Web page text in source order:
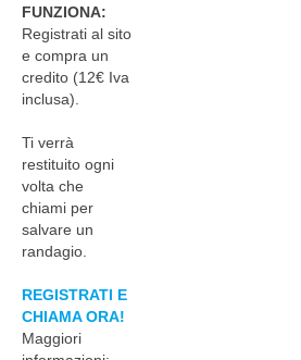
FUNZIONA:
Registrati al sito
e compra un
credito (12€ Iva
inclusa).
Ti verrà
restituito ogni
volta che
chiami per
salvare un
randagio.
REGISTRATI E
CHIAMA ORA!
Maggiori